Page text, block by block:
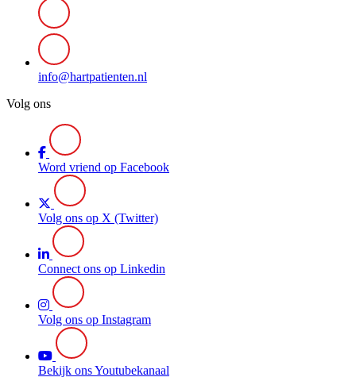
info@hartpatienten.nl
Volg ons
Word vriend op Facebook
Volg ons op X (Twitter)
Connect ons op Linkedin
Volg ons op Instagram
Bekijk ons Youtubekanaal